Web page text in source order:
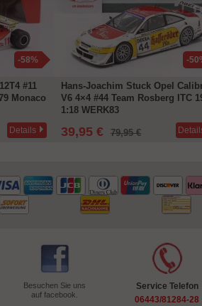
-58%
#11
Monaco
Details
-
Hans-Joachim Stuck Opel
V6 4×4 #44 Team Rosberg ITC
1:18 WERK83
39,95 € 79,95 €
Besuchen Sie uns
auf facebook.
Service Telefon
06443/81284-28